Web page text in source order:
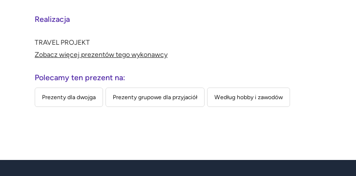
Realizacja
TRAVEL PROJEKT
Zobacz więcej prezentów tego wykonawcy
Polecamy ten prezent na:
Prezenty dla dwojga Prezenty grupowe dla przyjaciół Według hobby i zawodów